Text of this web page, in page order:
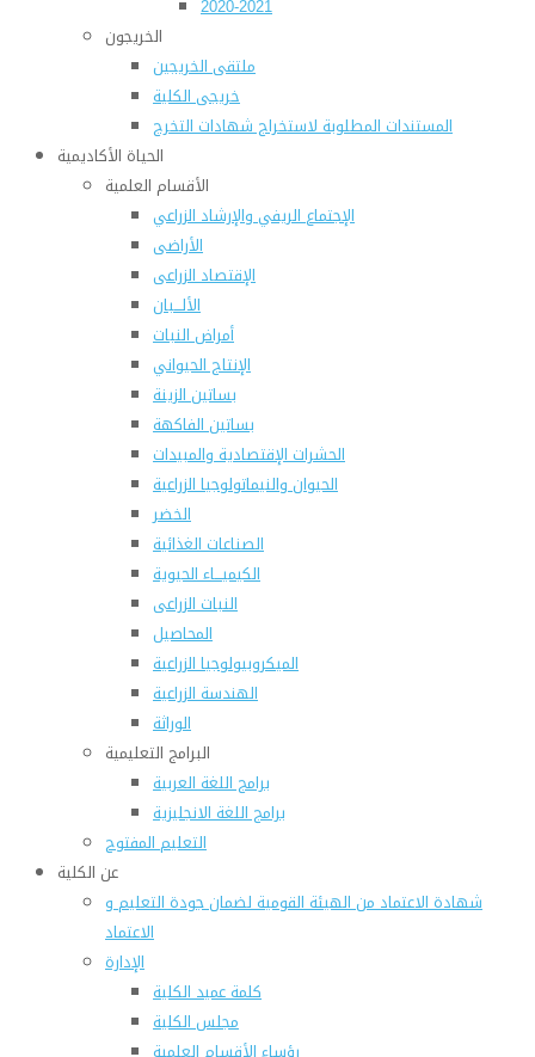
2020-2021
الخريجون
ملتقى الخريجين
خريجى الكلية
المستندات المطلوبة لاستخراج شهادات التخرج
الحياة الأكاديمية
الأقسام العلمية
الإجتماع الريفي والإرشاد الزراعي
الأراضى
الإقتصاد الزراعى
الألـــبان
أمراض النبات
الإنتاج الحيواني
بساتين الزينة
بساتين الفاكهة
الحشرات الإقتصادية والمبيدات
الحيوان والنيماتولوجيا الزراعية
الخضر
الصناعات الغذائية
الكيميـــاء الحيوية
النبات الزراعى
المحاصيل
الميكروبيولوجيا الزراعية
الهندسة الزراعية
الوراثة
البرامج التعليمية
برامج اللغة العربية
برامج اللغة الانجليزية
التعليم المفتوح
عن الكلية
شهادة الاعتماد من الهيئة القومية لضمان جودة التعليم و
الاعتماد
الإدارة
كلمة عميد الكلية
مجلس الكلية